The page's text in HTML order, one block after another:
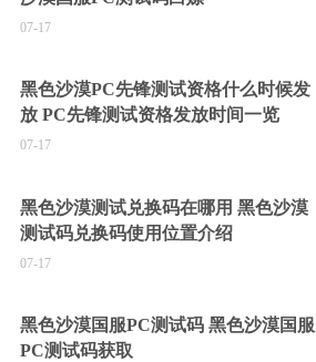
07-17
黑色沙漠PC先锋测试资格什么时候发
放 PC先锋测试资格发放时间一览
07-17
黑色沙漠测试兑换码在哪用 黑色沙漠
测试码兑换码使用位置介绍
07-17
黑色沙漠国服PC测试码 黑色沙漠国服
PC测试码获取